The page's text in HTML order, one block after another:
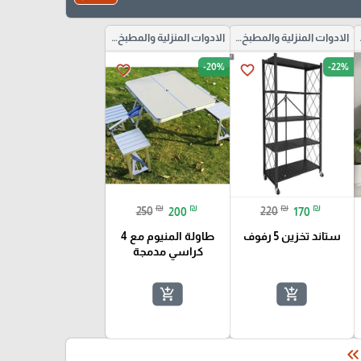
الادوات المنزلية والمطبخ والحمام
favorite_border -22%
220 ₪ 170 ₪
ستاند تخزين 5 رفوف
add_shopping_cart
الادوات المنزلية والمطبخ والحمام
favorite_border -20%
250 ₪ 200 ₪
طاولة المنيوم مع 4
كراسي مدمجة
add_shopping_cart
keyboard_double_arrow_left